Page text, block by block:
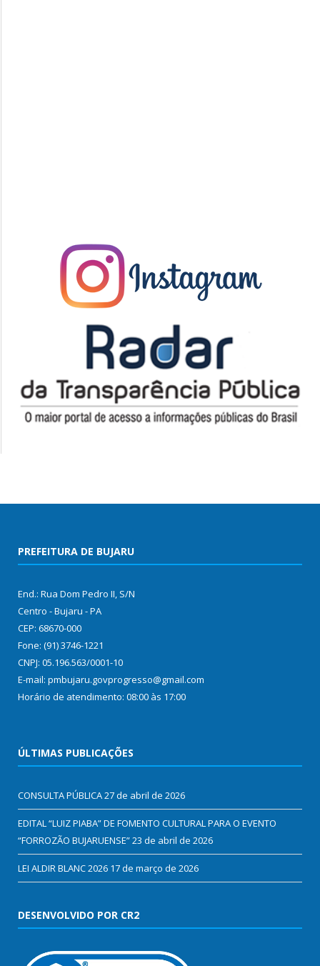
PREFEITURA DE BUJARU
End.: Rua Dom Pedro II, S/N
Centro - Bujaru - PA
CEP: 68670-000
Fone: (91) 3746-1221
CNPJ: 05.196.563/0001-10
E-mail: pmbujaru.govprogresso@gmail.com
Horário de atendimento: 08:00 às 17:00
ÚLTIMAS PUBLICAÇÕES
CONSULTA PÚBLICA27 de abril de 2026
EDITAL “LUIZ PIABA” DE FOMENTO CULTURAL PARA O EVENTO
“FORROZÃO BUJARUENSE”23 de abril de 2026
LEI ALDIR BLANC 2026 17 de março de 2026
DESENVOLVIDO POR CR2